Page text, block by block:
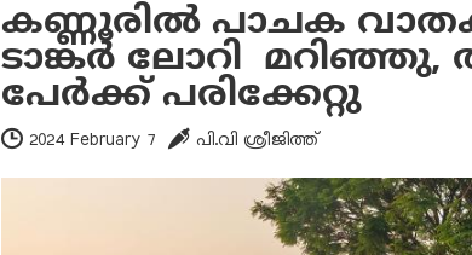
കണ്ണൂരില്‍ പാചക
ടാങ്കര്‍ ലോറി
പേര്‍ക്ക് പരിക്കേറ്റു
2024 February 7 പി.വി ശ്രീജിത്ത്